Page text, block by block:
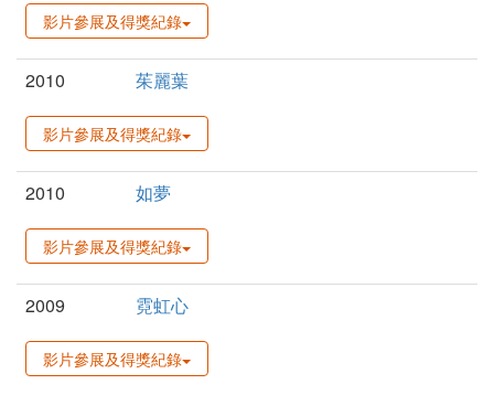
影片參展及得獎紀錄
2010 茱麗葉
影片參展及得獎紀錄
2010 如夢
影片參展及得獎紀錄
2009 霓虹心
影片參展及得獎紀錄